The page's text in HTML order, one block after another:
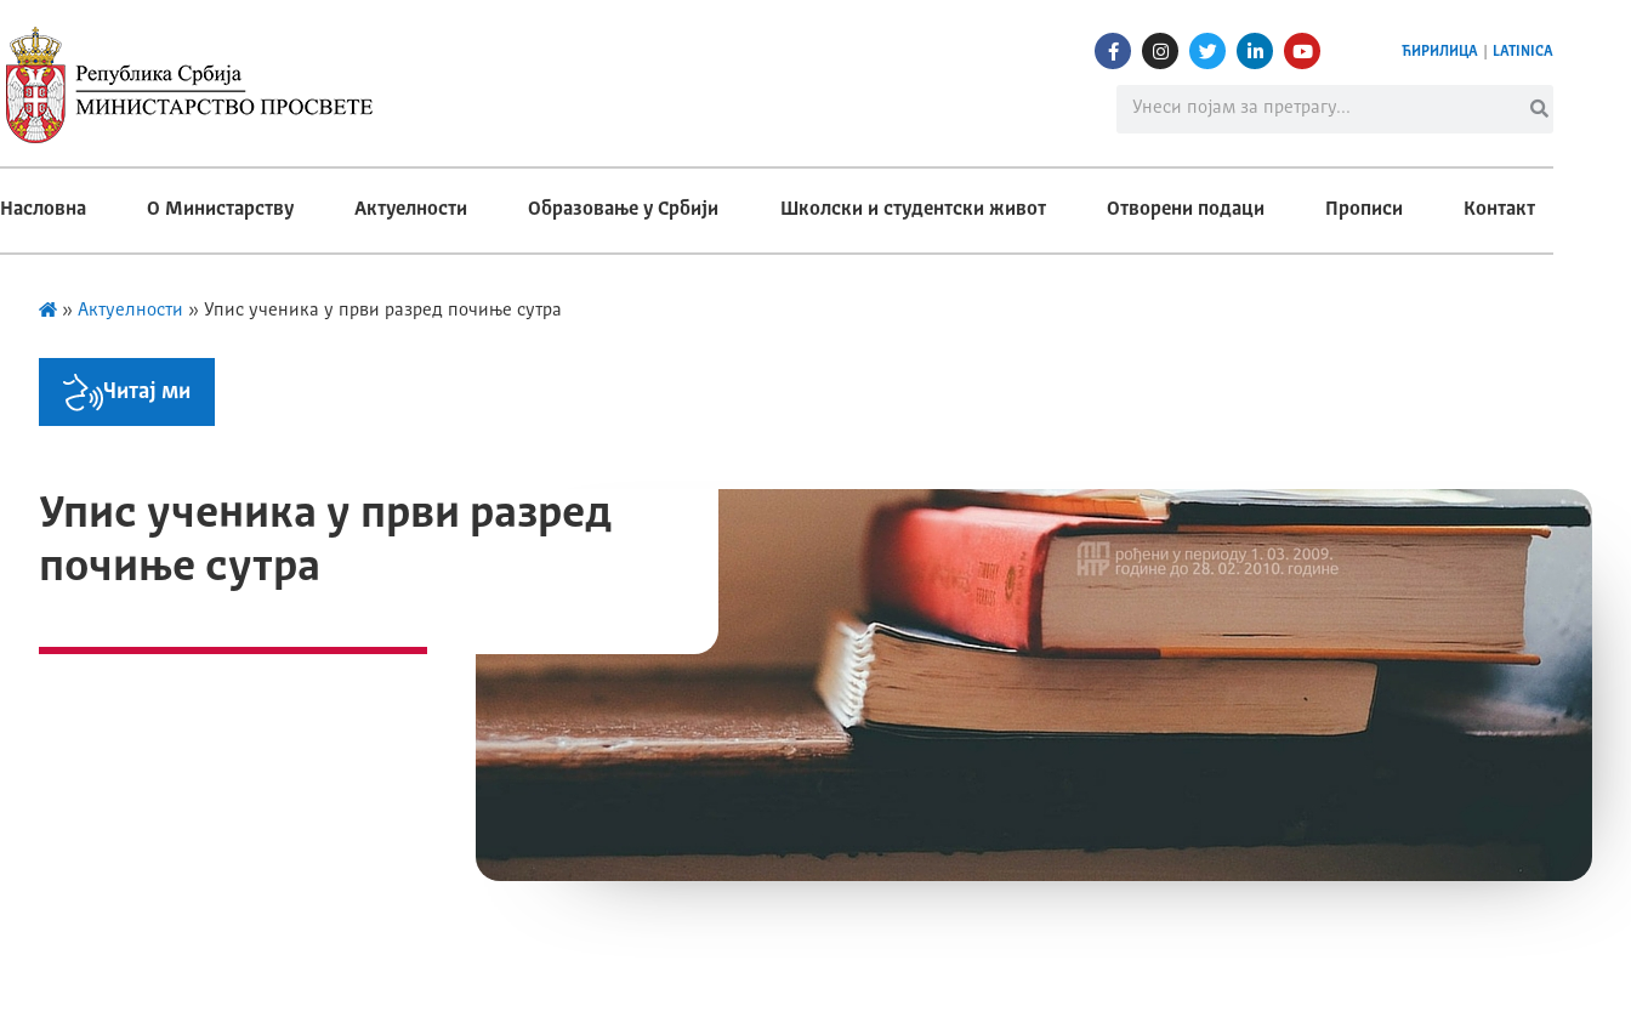
ЋИРИЛИЦА LATINICA
Насловна О Министарству Актуелности Образовање у Србији Школски и студентски живот Отворени подаци Прописи Контакт
» Актуелности » Упис ученика у први разред почиње сутра
Читај ми
Упис ученика у први разред
почиње сутра